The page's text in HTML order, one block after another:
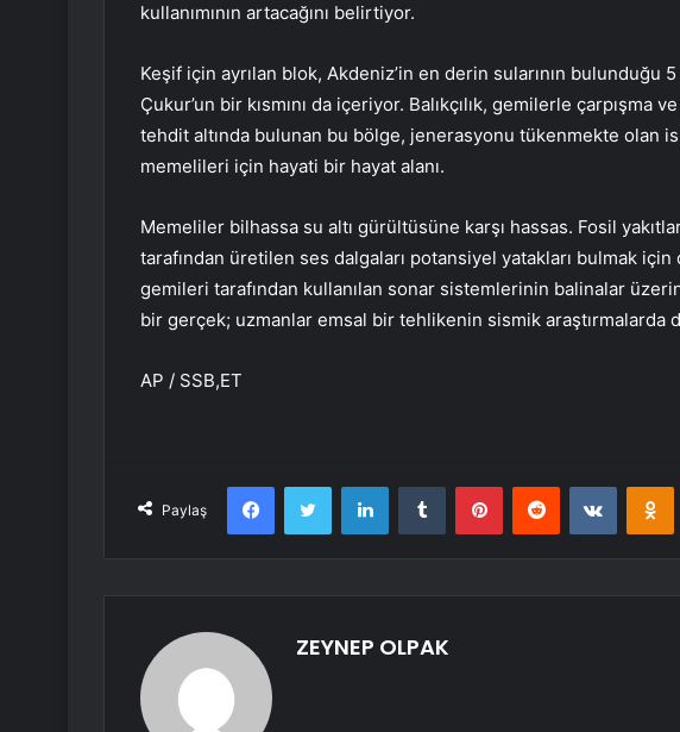
kullanımının artacağını belirtiyor.
Keşif için ayrılan blok, Akdeniz’in en derin sularının
Çukur’un bir kısmını da içeriyor. Balıkçılık, gemilerle çarpışma
tehdit altında bulunan bu bölge, jenerasyonu tükenmekte olan
memelileri için hayati bir hayat alanı.
Memeliler bilhassa su altı gürültüsüne karşı hassas. Fosil
tarafından üretilen ses dalgaları potansiyel yatakları bulmak
gemileri tarafından kullanılan sonar sistemlerinin balinalar
bir gerçek; uzmanlar emsal bir tehlikenin sismik araştırmalarda
AP / SSB,ET
Paylaş
FacebookTwitter LinkedInTumblr PinterestReddit
ZEYNEP OLPAK